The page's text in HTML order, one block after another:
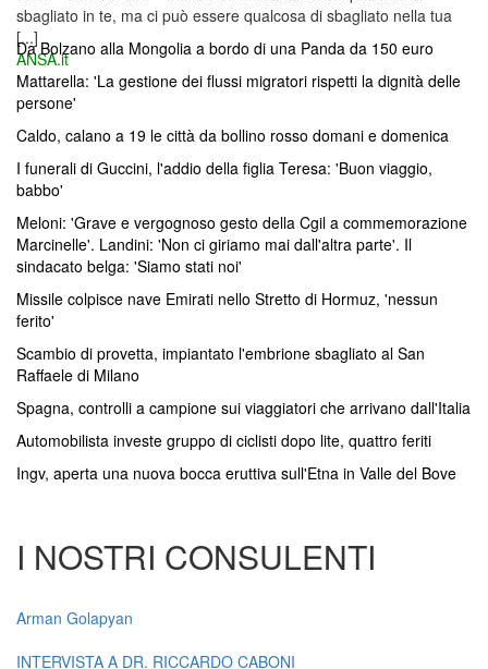
sbagliato in te, ma ci può essere qualcosa di sbagliato nella tua
[...]
ANSA.it
Da Bolzano alla Mongolia a bordo di una Panda da 150 euro
Mattarella: 'La gestione dei flussi migratori rispetti la dignità delle
persone'
Caldo, calano a 19 le città da bollino rosso domani e domenica
I funerali di Guccini, l'addio della figlia Teresa: 'Buon viaggio,
babbo'
Meloni: 'Grave e vergognoso gesto della Cgil a commemorazione
Marcinelle'. Landini: 'Non ci giriamo mai dall'altra parte'. Il
sindacato belga: 'Siamo stati noi'
Missile colpisce nave Emirati nello Stretto di Hormuz, 'nessun
ferito'
Scambio di provetta, impiantato l'embrione sbagliato al San
Raffaele di Milano
Spagna, controlli a campione sui viaggiatori che arrivano dall'Italia
Automobilista investe gruppo di ciclisti dopo lite, quattro feriti
Ingv, aperta una nuova bocca eruttiva sull'Etna in Valle del Bove
I NOSTRI CONSULENTI
Arman Golapyan
INTERVISTA A DR. RICCARDO CABONI